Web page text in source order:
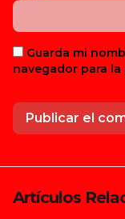
Guarda mi
navegador para
Artículos